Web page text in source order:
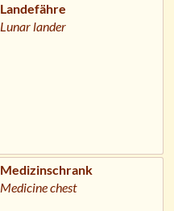
Landefähre
Lunar lander
Medizinschrank
Medicine chest